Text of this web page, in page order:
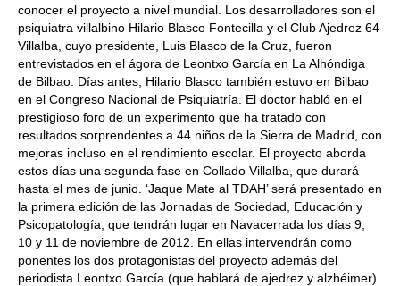
conocer el proyecto a nivel mundial. Los desarrolladores son el
psiquiatra villalbino Hilario Blasco Fontecilla y el Club Ajedrez 64
Villalba, cuyo presidente, Luis Blasco de la Cruz, fueron
entrevistados en el ágora de Leontxo García en La Alhóndiga
de Bilbao. Días antes, Hilario Blasco también estuvo en Bilbao
en el Congreso Nacional de Psiquiatría. El doctor habló en el
prestigioso foro de un experimento que ha tratado con
resultados sorprendentes a 44 niños de la Sierra de Madrid, con
mejoras incluso en el rendimiento escolar. El proyecto aborda
estos días una segunda fase en Collado Villalba, que durará
hasta el mes de junio. ‘Jaque Mate al TDAH’ será presentado en
la primera edición de las Jornadas de Sociedad, Educación y
Psicopatología, que tendrán lugar en Navacerrada los días 9,
10 y 11 de noviembre de 2012. En ellas intervendrán como
ponentes los dos protagonistas del proyecto además del
periodista Leontxo García (que hablará de ajedrez y alzhéimer)